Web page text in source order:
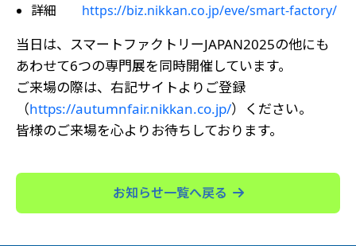
詳細 https://biz.nikkan.co.jp/eve/smart-factory/
当日は、スマートファクトリーJAPAN2025の他にも
あわせて6つの専門展を同時開催しています。
ご来場の際は、右記サイトよりご登録
（https://autumnfair.nikkan.co.jp/）ください。
皆様のご来場を心よりお待ちしております。
お知らせ一覧へ戻る